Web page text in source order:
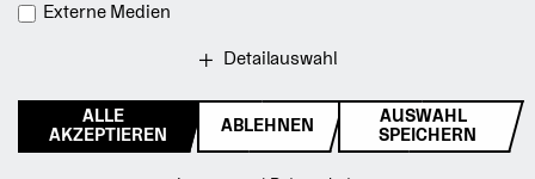
Datenschutz
© 2026 Staatsballett Berlin
Externe Medien
Detailauswahl
ALLE
AKZEPTIEREN
ABLEHNEN
AUSWAHL
SPEICHERN